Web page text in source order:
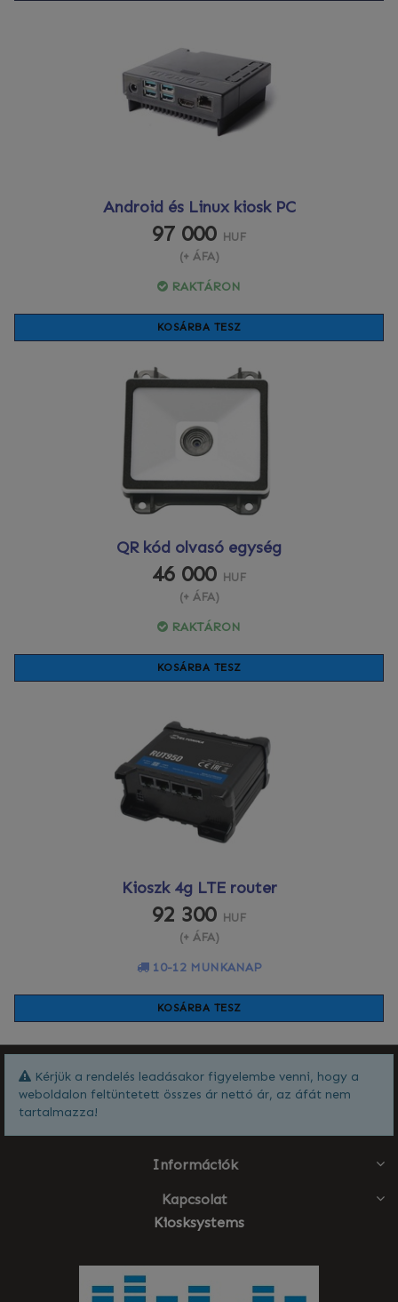
Android és Linux kiosk PC
97 000 HUF
(+ ÁFA)
RAKTÁRON
KOSÁRBA TESZ
QR kód olvasó egység
46 000 HUF
(+ ÁFA)
RAKTÁRON
KOSÁRBA TESZ
Kioszk 4g LTE router
92 300 HUF
(+ ÁFA)
10-12 MUNKANAP
KOSÁRBA TESZ
Kérjük a rendelés leadásakor figyelembe venni, hogy a
weboldalon feltüntetett összes ár nettó ár, az áfát nem
tartalmazza!
Információk
Kapcsolat
Kiosksystems